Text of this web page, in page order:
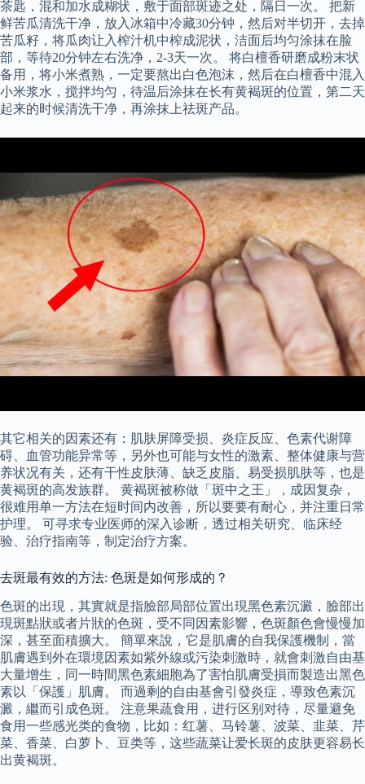
茶匙，混和加水成糊状，敷于面部斑迹之处，隔日一次。 把新
鲜苦瓜清洗干净，放入冰箱中冷藏30分钟，然后对半切开，去掉
苦瓜籽，将瓜肉让入榨汁机中榨成泥状，洁面后均匀涂抹在脸
部，等待20分钟左右洗净，2-3天一次。 将白檀香研磨成粉末状
备用，将小米煮熟，一定要熬出白色泡沫，然后在白檀香中混入
小米浆水，搅拌均匀，待温后涂抹在长有黄褐斑的位置，第二天
起来的时候清洗干净，再涂抹上祛斑产品。
其它相关的因素还有：肌肤屏障受损、炎症反应、色素代谢障
碍、血管功能异常等，另外也可能与女性的激素、整体健康与营
养状况有关，还有干性皮肤薄、缺乏皮脂、易受损肌肤等，也是
黄褐斑的高发族群。 黄褐斑被称做「斑中之王」，成因复杂，
很难用单一方法在短时间内改善，所以要要有耐心，并注重日常
护理。 可寻求专业医师的深入诊断，透过相关研究、临床经
验、治疗指南等，制定治疗方案。
去斑最有效的方法: 色斑是如何形成的？
色斑的出現，其實就是指臉部局部位置出現黑色素沉澱，臉部出
現斑點狀或者片狀的色斑，受不同因素影響，色斑顏色會慢慢加
深，甚至面積擴大。 簡單來說，它是肌膚的自我保護機制，當
肌膚遇到外在環境因素如紫外線或污染刺激時，就會刺激自由基
大量增生，同一時間黑色素細胞為了害怕肌膚受損而製造出黑色
素以「保護」肌膚。 而過剩的自由基會引發炎症，導致色素沉
澱，繼而引成色斑。 注意果蔬食用，进行区别对待，尽量避免
食用一些感光类的食物，比如：红薯、马铃薯、波菜、韭菜、芹
菜、香菜、白萝卜、豆类等，这些蔬菜让爱长斑的皮肤更容易长
出黄褐斑。